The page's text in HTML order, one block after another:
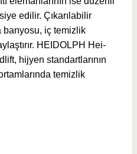
edilir. Çıkarılabilir
banyosu, iç temizlik
HEIDOLPH Hei-
hijyen standartlarının
temizlik